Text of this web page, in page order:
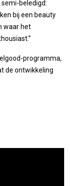
semi-beledigd:
bij een beauty
waar het
programma,
de ontwikkeling